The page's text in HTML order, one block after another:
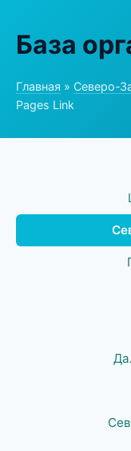
База
Главная » Северо-
Pages Link